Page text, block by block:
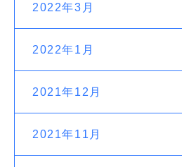
2022年3月
2022年1月
2021年12月
2021年11月